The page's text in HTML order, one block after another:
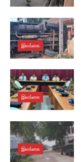
இலங்கை
இலங்கை
இலங்கை